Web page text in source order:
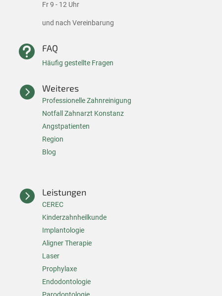
Fr 9 - 12 Uhr
und nach Vereinbarung
 FAQ
Häufig gestellte Fragen
 Weiteres
Professionelle Zahnreinigung
Notfall Zahnarzt Konstanz
Angstpatienten
Region
Blog
 Leistungen
CEREC
Kinderzahnheilkunde
Implantologie
Aligner Therapie
Laser
Prophylaxe
Endodontologie